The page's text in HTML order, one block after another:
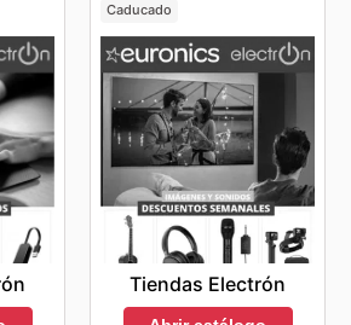
Caducado
Tiendas Electrón